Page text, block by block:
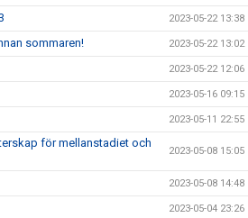
2023-05-22 13:38
sommaren! 2023-05-22 13:02
2023-05-22 12:06
2023-05-16 09:15
2023-05-11 22:55
för mellanstadiet och
2023-05-08 15:05
2023-05-08 14:48
2023-05-04 23:26